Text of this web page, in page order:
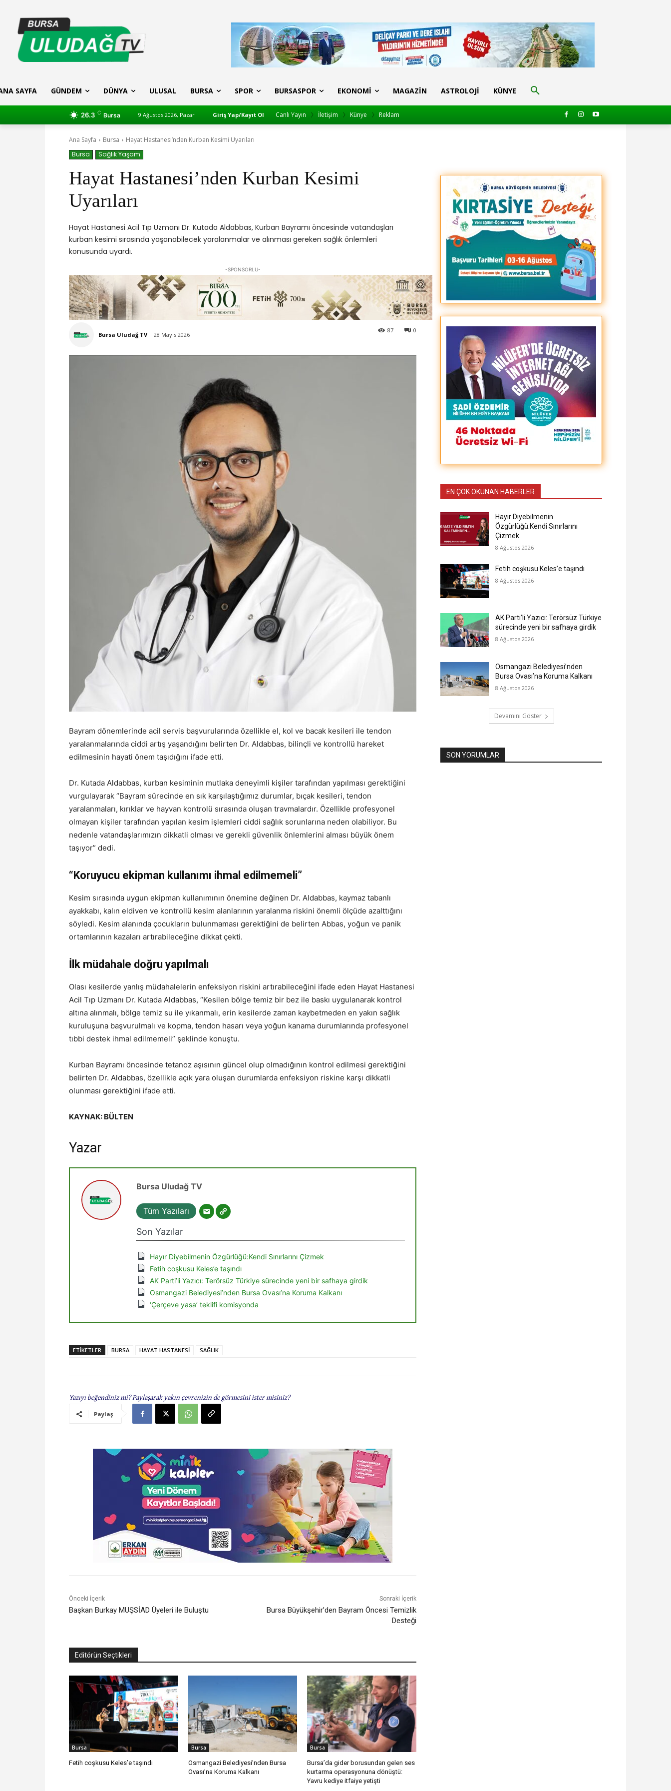
SAYFA GÜNDEM DÜNYA ULUSAL BURSA SPOR BURSASPOR EKONOMI MAGAZIN ASTROLOJI KÜNYE
26.3 C Bursa 9 Ağustos 2026, Pazar Giriş Yap/Kayıt Ol Canlı Yayın İletişim Künye Reklam
Ana Sayfa Bursa
Hayat Hastanesi’nden Kurban Kesimi Uyarıları
Bursa
Sağlık Yaşam
Hayat Hastanesi’nden Kurban Kesimi
Uyarıları
Hayat Hastanesi Acil Tıp Uzmanı Dr. Kutada Aldabbas, Kurban Bayramı öncesinde vatandaşları
kurban kesimi sırasında yaşanabilecek yaralanmalar ve alınması gereken sağlık önlemleri
konusunda uyardı.
-SPONSORLU-
Bursa Uludağ TV 28 Mayıs 2026
0
87
Bayram dönemlerinde acil servis başvurularında özellikle el, kol ve bacak kesileri ile tendon
yaralanmalarında ciddi artış yaşandığını belirten Dr. Aldabbas, bilinçli ve kontrollü hareket
edilmesinin hayati önem taşıdığını ifade etti.
Dr. Kutada Aldabbas, kurban kesiminin mutlaka deneyimli kişiler tarafından yapılması gerektiğini
vurgulayarak “Bayram sürecinde en sık karşılaştığımız durumlar, bıçak kesileri, tendon
yaralanmaları, kırıklar ve hayvan kontrolü sırasında oluşan travmalardır. Özellikle profesyonel
olmayan kişiler tarafından yapılan kesim işlemleri ciddi sağlık sorunlarına neden olabiliyor. Bu
nedenle vatandaşlarımızın dikkatli olması ve gerekli güvenlik önlemlerini alması büyük önem
taşıyor” dedi.
“Koruyucu ekipman kullanımı ihmal edilmemeli”
Kesim sırasında uygun ekipman kullanımının önemine değinen Dr. Aldabbas, kaymaz tabanlı
ayakkabı, kalın eldiven ve kontrollü kesim alanlarının yaralanma riskini önemli ölçüde azalttığını
söyledi. Kesim alanında çocukların bulunmaması gerektiğini de belirten Abbas, yoğun ve panik
ortamlarının kazaları artırabileceğine dikkat çekti.
İlk müdahale doğru yapılmalı
Olası kesilerde yanlış müdahalelerin enfeksiyon riskini artırabileceğini ifade eden Hayat Hastanesi
Acil Tıp Uzmanı Dr. Kutada Aldabbas, “Kesilen bölge temiz bir bez ile baskı uygulanarak kontrol
altına alınmalı, bölge temiz su ile yıkanmalı, erin kesilerde zaman kaybetmeden en yakın sağlık
kuruluşuna başvurulmalı ve kopma, tendon hasarı veya yoğun kanama durumlarında profesyonel
tıbbi destek ihmal edilmemeli” şeklinde konuştu.
Kurban Bayramı öncesinde tetanoz aşısının güncel olup olmadığının kontrol edilmesi gerektiğini
belirten Dr. Aldabbas, özellikle açık yara oluşan durumlarda enfeksiyon riskine karşı dikkatli
olunması gerektiğini ifade etti.
KAYNAK: BÜLTEN
Yazar
Bursa Uludağ TV
Tüm Yazıları
Son Yazılar
Hayır Diyebilmenin Özgürlüğü:Kendi Sınırlarını Çizmek
Fetih coşkusu Keles’e taşındı
AK Parti’li Yazıcı: Terörsüz Türkiye sürecinde yeni bir safhaya girdik
Osmangazi Belediyesi’nden Bursa Ovası’na Koruma Kalkanı
‘Çerçeve yasa’ teklifi komisyonda
ETIKETLER BURSA HAYAT HASTANESİ SAĞLIK
Yazıyı beğendiniz mi? Paylaşarak yakın çevrenizin de görmesini ister misiniz?
Paylaş
Önceki İçerik
Başkan Burkay MUŞSİAD Üyeleri ile Buluştu
Sonraki İçerik
Bursa Büyükşehir’den Bayram Öncesi Temizlik
Desteği
Editörün Seçtikleri
Bursa
Fetih coşkusu Keles’e taşındı
Bursa
Osmangazi Belediyesi’nden Bursa
Ovası’na Koruma Kalkanı
Bursa
Bursa’da gider borusundan gelen ses
kurtarma operasyonuna dönüştü:
Yavru kediye itfaiye yetişti
EN ÇOK OKUNAN HABERLER
Hayır Diyebilmenin
Özgürlüğü:Kendi Sınırlarını
Çizmek
8 Ağustos 2026
Fetih coşkusu Keles’e taşındı
8 Ağustos 2026
AK Parti’li Yazıcı: Terörsüz Türkiye
sürecinde yeni bir safhaya girdik
8 Ağustos 2026
Osmangazi Belediyesi’nden
Bursa Ovası’na Koruma Kalkanı
8 Ağustos 2026
Devamını Göster
SON YORUMLAR